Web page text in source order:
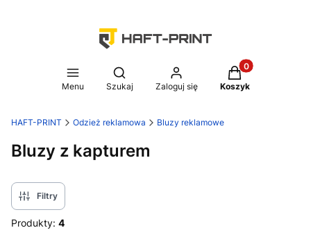
Menu
Otwórz wyszukiwarkę
Szukaj Zaloguj się
Produkty w
Koszyk
HAFT-PRINT Odzież reklamowa Bluzy reklamowe
Bluzy z kapturem
Filtry
Produkty: 4